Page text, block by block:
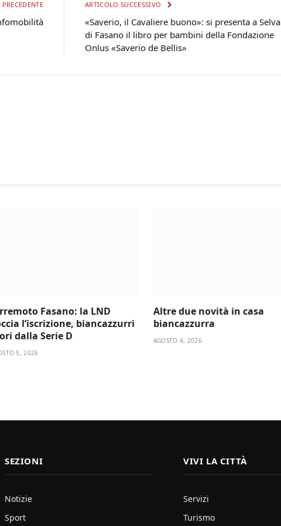
ARTICOLO SUCCESSIVO
«Saverio, il Cavaliere buono»: si presenta a Selva
di Fasano il libro per bambini della Fondazione
Onlus «Saverio de Bellis»
Fasano: la LND
l’iscrizione, biancazzurri
dalla Serie D
5, 2026
Altre due novità in casa
biancazzurra
AGOSTO 4, 2026
SEZIONI
Notizie
Sport
VIVI LA CITTÀ
Servizi
Turismo